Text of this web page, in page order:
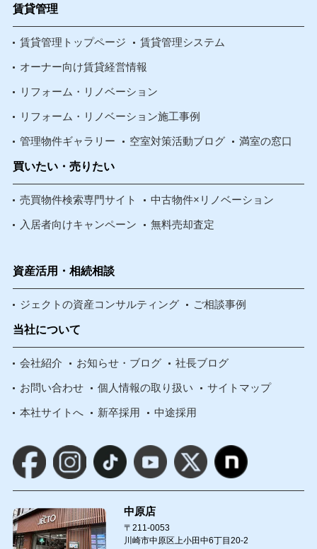
賃貸管理
賃貸管理トップページ 賃貸管理システム
オーナー向け賃貸経営情報
リフォーム・リノベーション
リフォーム・リノベーション施工事例
管理物件ギャラリー 空室対策活動ブログ 満室の窓口
買いたい・売りたい
売買物件検索専門サイト 中古物件×リノベーション
入居者向けキャンペーン 無料売却査定
資産活用・相続相談
ジェクトの資産コンサルティング ご相談事例
当社について
会社紹介 お知らせ・ブログ 社長ブログ
お問い合わせ 個人情報の取り扱い サイトマップ
本社サイトへ 新卒採用 中途採用
中原店
〒211-0053
川崎市中原区上小田中6丁目20-2